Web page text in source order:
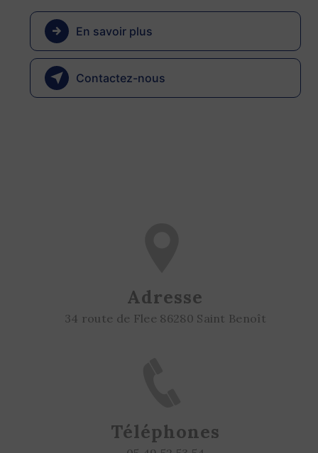
En savoir plus
Contactez-nous
Adresse
34 route de Flee 86280 Saint Benoît
Téléphones